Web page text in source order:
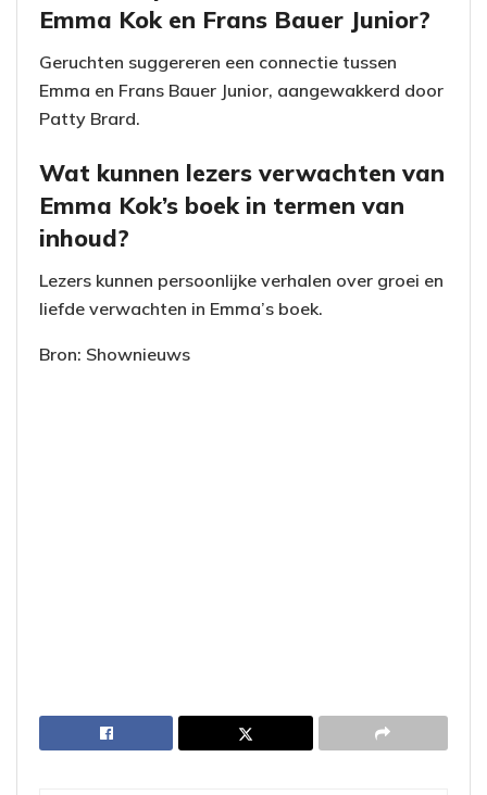
Emma Kok en Frans Bauer Junior?
Geruchten suggereren een connectie tussen
Emma en Frans Bauer Junior, aangewakkerd door
Patty Brard.
Wat kunnen lezers verwachten van
Emma Kok’s boek in termen van
inhoud?
Lezers kunnen persoonlijke verhalen over groei en
liefde verwachten in Emma’s boek.
Bron: Shownieuws